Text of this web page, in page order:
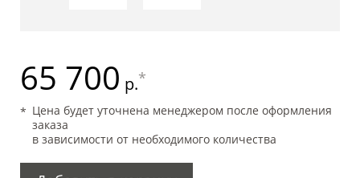
65 700 р.*
Цена будет уточнена менеджером после оформления
заказа
в зависимости от необходимого количества